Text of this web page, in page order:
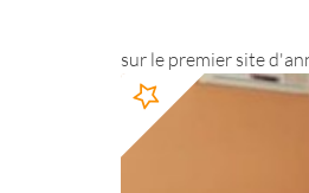
sur le premier site